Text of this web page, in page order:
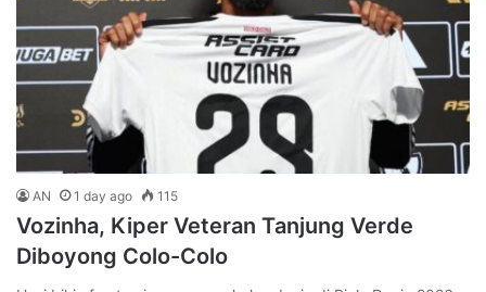
AN 1 day ago 115
Vozinha, Kiper Veteran Tanjung Verde
Diboyong Colo-Colo